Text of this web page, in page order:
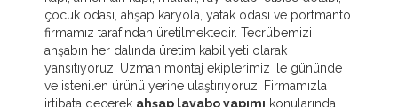
çocuk odası, ahşap karyola, yatak odası ve portmanto
firmamız tarafından üretilmektedir. Tecrübemizi
ahşabın her dalında üretim kabiliyeti olarak
yansıtıyoruz. Uzman montaj ekiplerimiz ile gününde
ve istenilen ürünü yerine ulaştırıyoruz. Firmamızla
irtibata geçerek ahşap lavabo yapımı konularında